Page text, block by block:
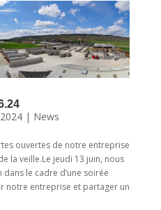
| News
ouvertes de notre entreprise
la veille.Le jeudi 13 juin, nous
le cadre d’une soirée
notre entreprise et partager un